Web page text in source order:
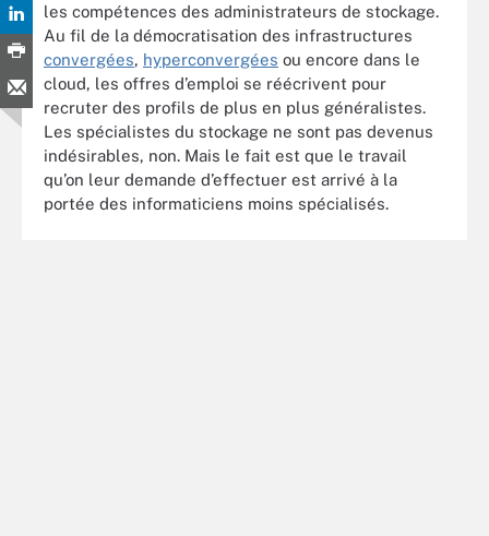
les compétences des administrateurs de stockage.
Au fil de la démocratisation des infrastructures
convergées, hyperconvergées ou encore dans le
cloud, les offres d’emploi se réécrivent pour
recruter des profils de plus en plus généralistes.
Les spécialistes du stockage ne sont pas devenus
indésirables, non. Mais le fait est que le travail
qu’on leur demande d’effectuer est arrivé à la
portée des informaticiens moins spécialisés.